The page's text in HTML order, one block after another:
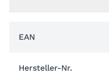
EAN
Hersteller-Nr.